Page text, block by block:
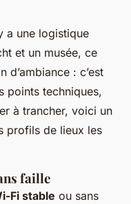
a une logistique
et un musée, ce
d’ambiance : c’est
points techniques,
à trancher, voici un
profils de lieux les
faille
Fi stable ou sans